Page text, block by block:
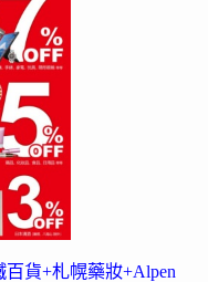
貨+札幌藥妝+Alpen